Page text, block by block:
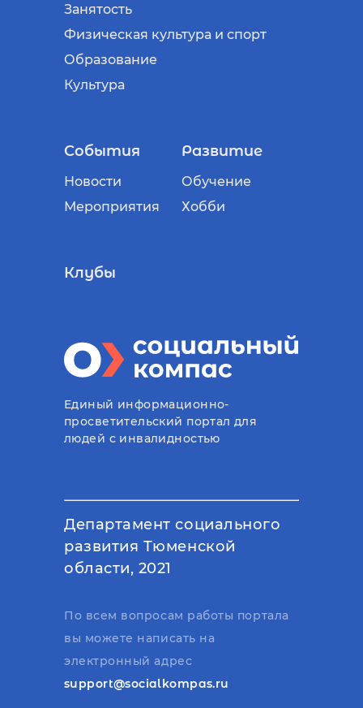
Занятость
Физическая культура и спорт
Образование
Культура
События
Новости
Мероприятия
Развитие
Обучение
Хобби
Клубы
Единый информационно-
просветительский портал для
людей с инвалидностью
Департамент социального
развития Тюменской
области, 2021
По всем вопросам работы портала
вы можете написать на
электронный адрес
support@socialkompas.ru